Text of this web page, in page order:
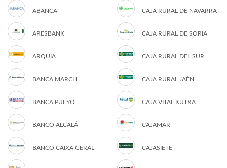
ABANCA
ARESBANK
ARQUIA
BANCA MARCH
BANCA PUEYO
BANCO ALCALÁ
BANCO CAIXA GERAL
CAJA RURAL DE NAVARRA
CAJA RURAL DE SORIA
CAJA RURAL DEL SUR
CAJA RURAL JAÉN
CAJA VITAL KUTXA
CAJAMAR
CAJASIETE